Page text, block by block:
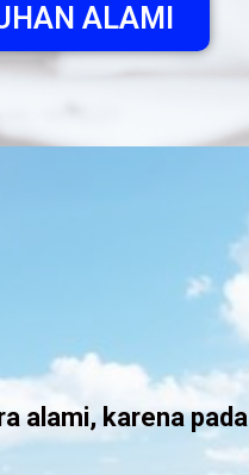
ALAMI
alami, karena pada